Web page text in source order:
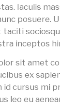
Iaculis
posuere.
taciti
inceptos
sit amet
ex
id cursus mi
leo eu